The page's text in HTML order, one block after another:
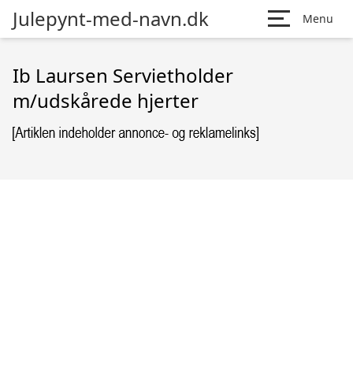
Julepynt-med-navn.dk Menu
Ib Laursen Servietholder
m/udskårede hjerter